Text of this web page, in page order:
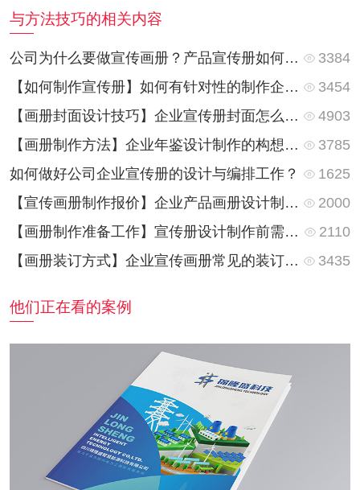
与方法技巧的相关内容
公司为什么要做宣传画册？产品宣传册如何做？
3384
【如何制作宣传册】如何有针对性的制作企业画册？
3454
【画册封面设计技巧】企业宣传册封面怎么设计更好看？
4903
【画册制作方法】企业年鉴设计制作的构想与制作方法
3785
如何做好公司企业宣传册的设计与编排工作？
1625
【宣传画册制作报价】企业产品画册设计制作费用是怎么计算的？
2000
【画册制作准备工作】宣传册设计制作前需要准备哪些资料？
2110
【画册装订方式】企业宣传画册常见的装订方式都有哪些？
3435
他们正在看的案例